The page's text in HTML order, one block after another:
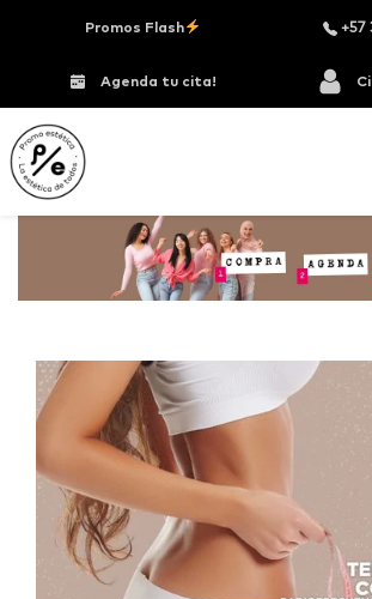
Promos Flash +57
Agenda tu cita!